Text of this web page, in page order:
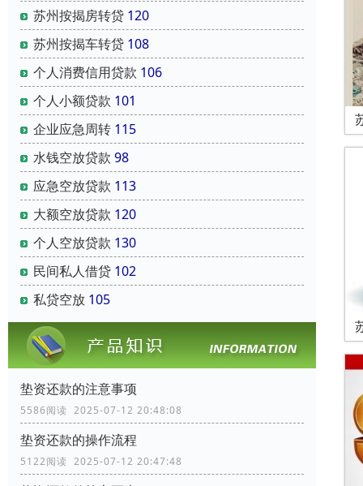
苏州按揭房转贷 120
苏州按揭车转贷 108
个人消费信用贷款 106
个人小额贷款 101
企业应急周转 115
水钱空放贷款 98
应急空放贷款 113
大额空放贷款 120
个人空放贷款 130
民间私人借贷 102
私贷空放 105
垫资还款的注意事项
5586阅读 2025-07-12 20:48:08
垫资还款的操作流程
5122阅读 2025-07-12 20:47:48